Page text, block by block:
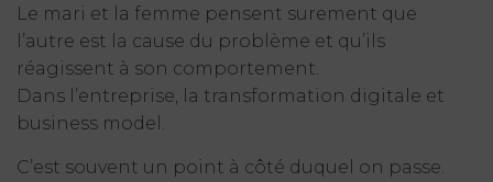
Le mari et la femme pensent surement que
l’autre est la cause du problème et qu’ils
réagissent à son comportement.
Dans l’entreprise, la transformation digitale et
business model.
C’est souvent un point à côté duquel on passe.